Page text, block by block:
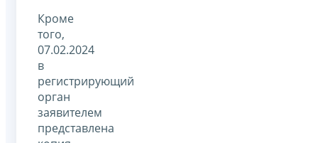
Кроме
того,
07.02.2024
в
регистрирующий
орган
заявителем
представлена